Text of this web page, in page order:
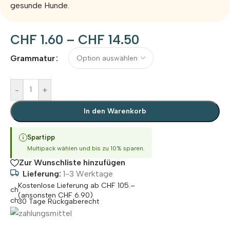
gesunde Hunde.
CHF 1.60 – CHF 14.50
Grammatur
- +
In den Warenkorb
Alternative:
Spartipp
Multipack wählen und bis zu 10% sparen.
Zur Wunschliste hinzufügen
Lieferung: 1-3 Werktage
Kostenlose Lieferung ab CHF 105.–
(ansonsten CHF 6.90)
30 Tage Rückgaberecht